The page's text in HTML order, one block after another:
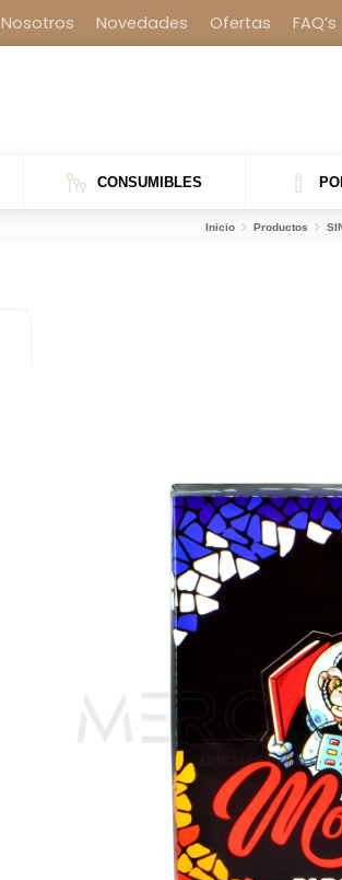
Nosotros Novedades Ofertas FAQ’s
CONSUMIBLES
Inicio Productos
PABLO
Registrate para ver precios
Comparte PABLO EXCLUSIVE PEAR
50MG C-1 en: